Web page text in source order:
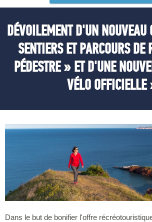
DÉVOILEMENT D'UN
SENTIERS ET PARCOURS DE
PÉDESTRE » ET D'UNE
VÉLO
Dans le but de bonifier l'offre